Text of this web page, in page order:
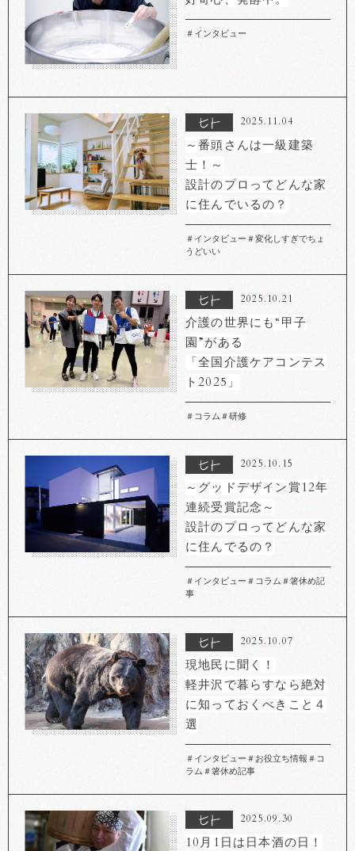
＃インタビュー
2025.11.04
～番頭さんは一級建築
士！～
設計のプロってどんな家
に住んでいるの？
＃インタビュー ＃変化しすぎでちょ
うどいい
2025.10.21
介護の世界にも“甲子
園”がある
「全国介護ケアコンテス
ト2025」
＃コラム ＃研修
2025.10.15
～グッドデザイン賞12年
連続受賞記念～
設計のプロってどんな家
に住んでるの？
＃インタビュー ＃コラム ＃箸休め記
事
2025.10.07
現地民に聞く！
軽井沢で暮らすなら絶対
に知っておくべきこと４
選
＃インタビュー ＃お役立ち情報 ＃コ
ラム ＃箸休め記事
2025.09.30
10月1日は日本酒の日！